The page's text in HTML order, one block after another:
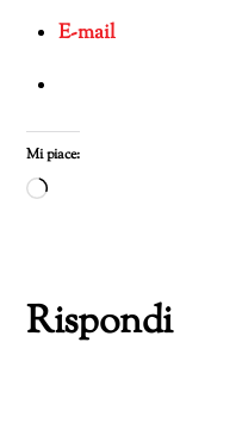
E-mail
Mi piace:
Caricamento
Rispondi